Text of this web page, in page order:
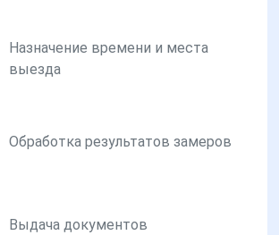
Назначение времени и места
выезда
Обработка результатов замеров
Выдача документов